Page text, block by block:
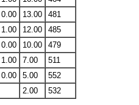
0.00 13.00
481
1.00 12.00
485
0.00 10.00
479
1.00 7.00
511
0.00 5.00
552
2.00 532